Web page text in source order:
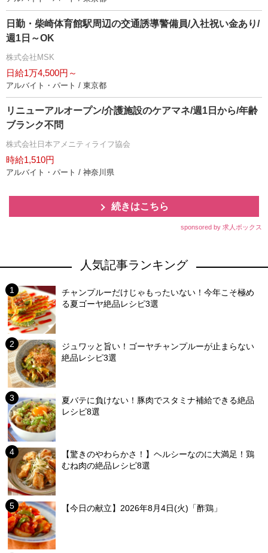
日勤・柴崎体育館駅周辺の交通誘導警備員/入社祝い金あり/
週1日～OK
株式会社MSK
日給1万4,500円～
アルバイト・パート / 東京都
リニューアルオープン/介護施設のケアマネ/週1日から/年齢
ブランク不問
株式会社日本アメニティライフ協会
時給1,510円
アルバイト・パート / 神奈川県
続きはこちら
sponsored by 求人ボックス
人気記事ランキング
チャンプルーだけじゃもったいない！今年こそ極め
る夏ゴーヤ絶品レシピ3選
ジュワッと旨い！ゴーヤチャンプルーが止まらない
絶品レシピ3選
夏バテに負けない！豚肉でスタミナ補給できる絶品
レシピ8選
【驚きのやわらかさ！】ヘルシーなのに大満足！鶏
むね肉の絶品レシピ8選
【今日の献立】2026年8月4日(火)「酢鶏」